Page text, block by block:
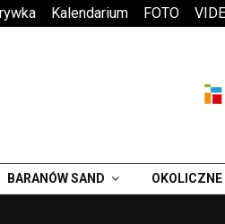
Kalendarium FOTO
BARANÓW SAND OKOLICZNE